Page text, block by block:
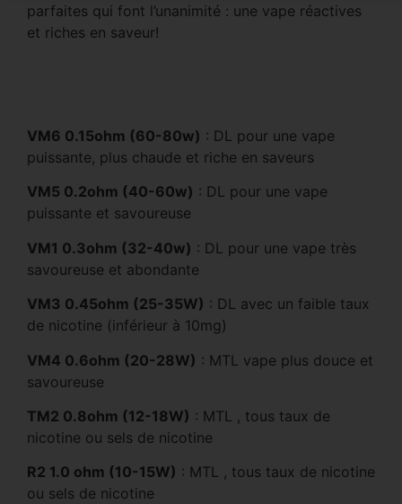
parfaites qui font l’unanimité : une vape réactives
et riches en saveur!
VM6 0.15ohm (60-80w) : DL pour une vape
puissante, plus chaude et riche en saveurs
VM5 0.2ohm (40-60w) : DL pour une vape
puissante et savoureuse
VM1 0.3ohm (32-40w) : DL pour une vape très
savoureuse et abondante
VM3 0.45ohm (25-35W) : DL avec un faible taux
de nicotine (inférieur à 10mg)
VM4 0.6ohm (20-28W) : MTL vape plus douce et
savoureuse
TM2 0.8ohm (12-18W) : MTL , tous taux de
nicotine ou sels de nicotine
R2 1.0 ohm (10-15W) : MTL , tous taux de nicotine
ou sels de nicotine